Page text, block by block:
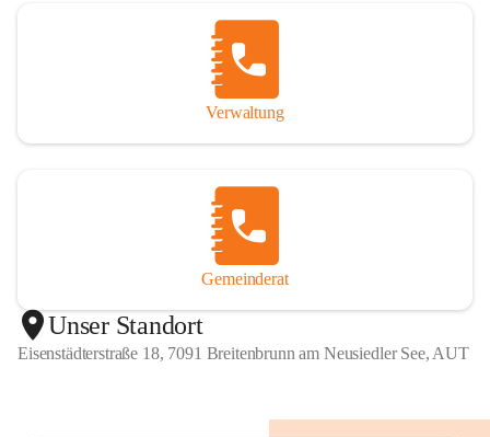
Verwaltung
Gemeinderat
Unser Standort
Eisenstädterstraße 18, 7091 Breitenbrunn am Neusiedler See, AUT